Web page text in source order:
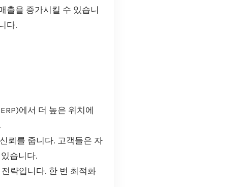
출을 증가시킬 수 있습니
다.
에서 더 높은 위치에
뢰를 줍니다. 고객들은 자
습니다.
략입니다. 한 번 최적화